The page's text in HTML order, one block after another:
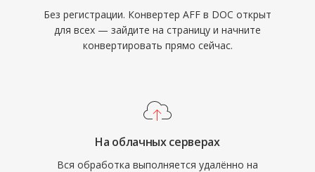
Без регистрации. Конвертер AFF в DOC открыт
для всех — зайдите на страницу и начните
конвертировать прямо сейчас.
На облачных серверах
Вся обработка выполняется удалённо на